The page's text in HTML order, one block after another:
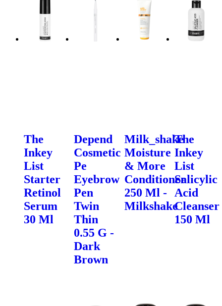
The
Inkey
List
Starter
Retinol
Serum
30 Ml
Depend
Cosmetic
Pe
Eyebrow
Pen
Twin
Thin
0.55 G -
Dark
Brown
Milk_shake
Moisture
& More
Conditioner
250 Ml -
Milkshake
The
Inkey
List
Salicylic
Acid
Cleanser
150 Ml